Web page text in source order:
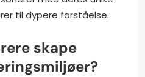
til dypere forståelse.
skape